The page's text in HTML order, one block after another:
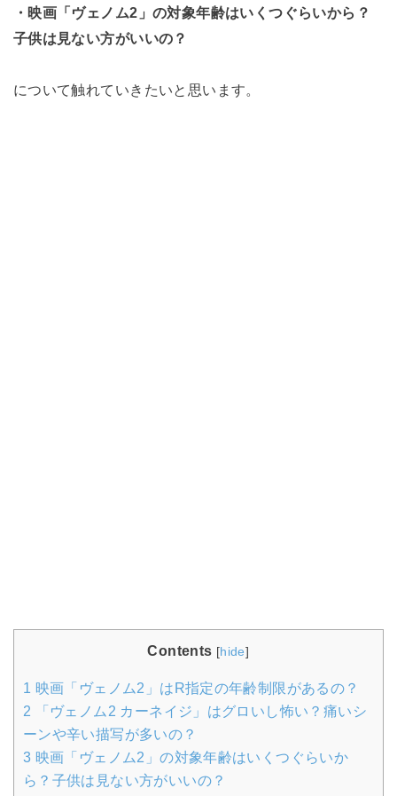
・映画「ヴェノム2」の対象年齢はいくつぐらいから？
子供は見ない方がいいの？
について触れていきたいと思います。
Contents [hide]
1 映画「ヴェノム2」はR指定の年齢制限があるの？
2 「ヴェノム2 カーネイジ」はグロいし怖い？痛いシ
ーンや辛い描写が多いの？
3 映画「ヴェノム2」の対象年齢はいくつぐらいか
ら？子供は見ない方がいいの？